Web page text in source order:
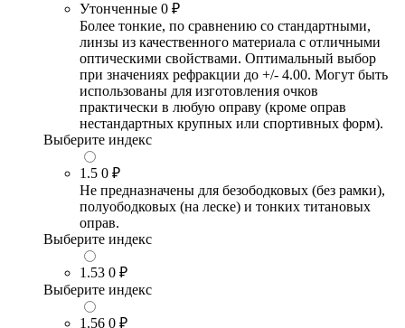
Утонченные 0 ₽
Более тонкие, по сравнению со стандартными,
линзы из качественного материала с отличными
оптическими свойствами. Оптимальный выбор
при значениях рефракции до +/- 4.00. Могут быть
использованы для изготовления очков
практически в любую оправу (кроме оправ
нестандартных крупных или спортивных форм).
Выберите индекс
1.5 0 ₽
Не предназначены для безободковых (без рамки),
полуободковых (на леске) и тонких титановых
оправ.
Выберите индекс
1.53 0 ₽
Выберите индекс
1.56 0 ₽